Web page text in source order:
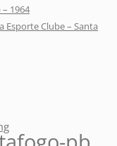
1964
Esporte Clube – Santa